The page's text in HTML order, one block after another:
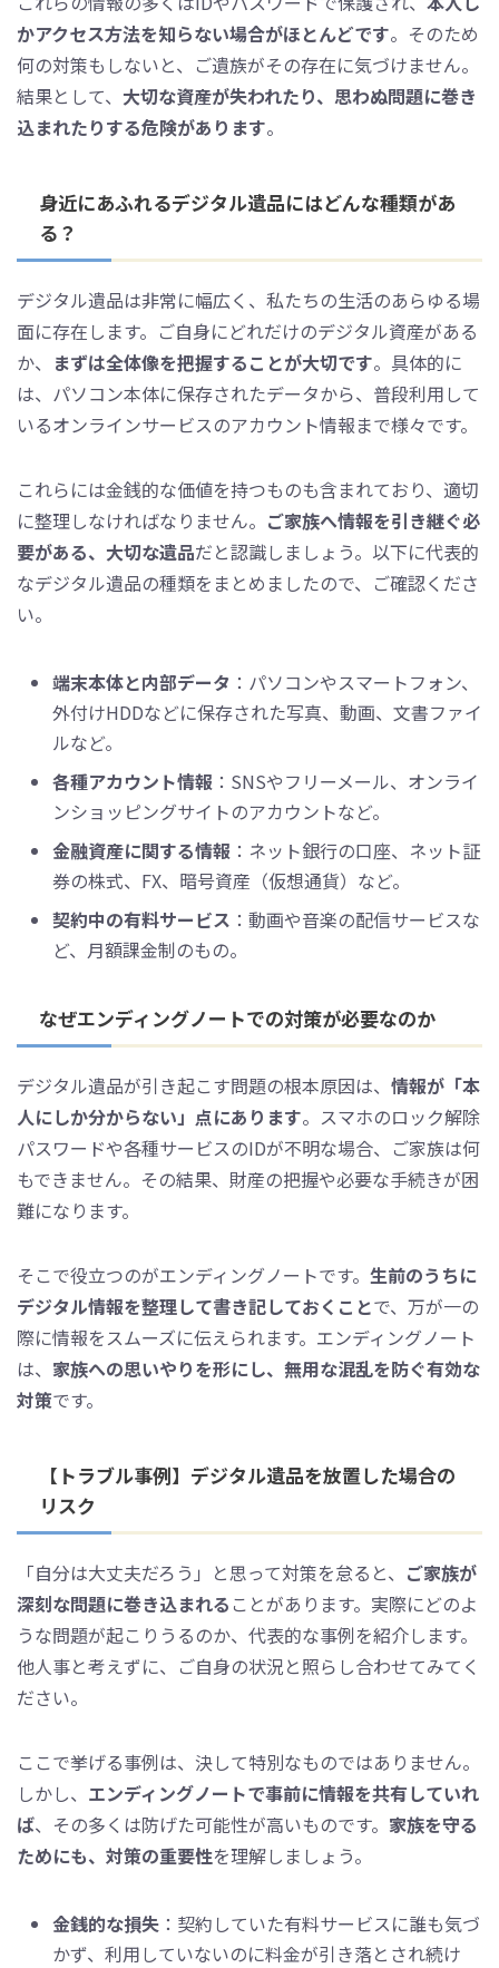
かアクセス方法を知らない場合がほとんどです。そのため
何の対策もしないと、ご遺族がその存在に気づけません。
結果として、 大切な資産が失われたり、思わぬ問題に巻き
込まれたりする危険があります。
身近にあふれるデジタル遺品にはどんな種類があ
る？
デジタル遺品は非常に幅広く、私たちの生活のあらゆる場
面に存在します。ご自身にどれだけのデジタル資産がある
か、 まずは全体像を把握することが大切です。具体的に
は、パソコン本体に保存されたデータから、普段利用して
いるオンラインサービスのアカウント情報まで様々です。
これらには金銭的な価値を持つものも含まれており、適切
に整理しなければなりません。 ご家族へ情報を引き継ぐ必
要がある、大切な遺品だと認識しましょう。以下に代表的
なデジタル遺品の種類をまとめましたので、ご確認くださ
い。
端末本体と内部データ ：パソコンやスマートフォン、
外付けHDDなどに保存された写真、動画、文書ファイ
ルなど。
各種アカウント情報 ：SNSやフリーメール、オンライ
ンショッピングサイトのアカウントなど。
金融資産に関する情報 ：ネット銀行の口座、ネット証
券の株式、FX、暗号資産（仮想通貨）など。
契約中の有料サービス ：動画や音楽の配信サービスな
ど、月額課金制のもの。
なぜエンディングノートでの対策が必要なのか
デジタル遺品が引き起こす問題の根本原因は、 情報が「本
人にしか分からない」点にあります。スマホのロック解除
パスワードや各種サービスのIDが不明な場合、ご家族は何
もできません。その結果、財産の把握や必要な手続きが困
難になります。
そこで役立つのがエンディングノートです。 生前のうちに
デジタル情報を整理して書き記しておくことで、万が一の
際に情報をスムーズに伝えられます。エンディングノート
は、 家族への思いやりを形にし、無用な混乱を防ぐ有効な
対策です。
【トラブル事例】デジタル遺品を放置した場合の
リスク
「自分は大丈夫だろう」と思って対策を怠ると、 ご家族が
深刻な問題に巻き込まれる ことがあります。実際にどのよ
うな問題が起こりうるのか、代表的な事例を紹介します。
他人事と考えずに、ご自身の状況と照らし合わせてみてく
ださい。
ここで挙げる事例は、決して特別なものではありません。
しかし、 エンディングノートで事前に情報を共有していれ
ば、その多くは防げた可能性が高いものです。 家族を守る
ためにも、対策の重要性を理解しましょう。
金銭的な損失 ：契約していた有料サービスに誰も気づ
かず、利用していないのに料金が引き落とされ続け